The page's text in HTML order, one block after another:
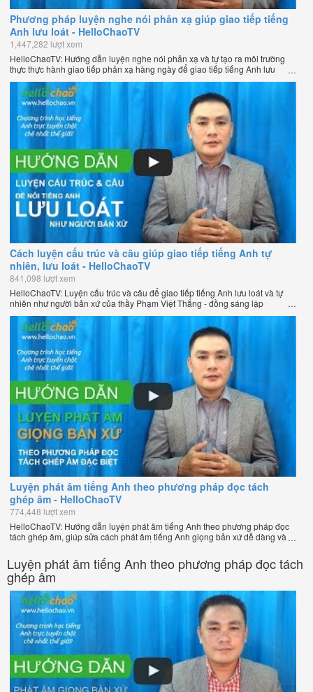
Phương pháp luyện nghe nói phản xạ giúp giao tiếp tiếng
Anh lưu loát - HelloChaoTV
1,447,282 lượt xem
HelloChaoTV: Hướng dẫn luyện nghe nói phản xạ và tự tạo ra môi trường
thực thực hành giao tiếp phản xạ hàng ngày để giao tiếp tiếng Anh lưu
loát như người bản xứ của thầy Phạm Việt Thắng - đồng sáng lập
HelloChao.vn - Chương trình dạy tiếng Anh trực tuyến chặt chẽ nhất thế
giới.
Cách luyện cấu trúc và câu giúp giao tiếp tiếng Anh tự
nhiên, lưu loát - HelloChaoTV
841,098 lượt xem
HelloChaoTV: Luyện cấu trúc và câu để giao tiếp tiếng Anh lưu loát và tự
nhiên như người bản xứ của thầy Phạm Việt Thắng - đồng sáng lập
HelloChao.vn - Trang web học tiếng Anh trực tuyến chặt chẽ nhất thế giới.
Luyện phát âm tiếng Anh theo phương pháp đọc tách
ghép âm - HelloChaoTV
774,448 lượt xem
HelloChaoTV: Hướng dẫn luyện phát âm tiếng Anh theo phương pháp đọc
tách ghép âm, giúp sửa cách phát âm tiếng Anh giọng bản xứ dễ dàng và
nhanh chóng của thầy Phạm Việt Thắng, đồng sáng lập HelloChao.vn -
Chương trình dạy tiếng Anh trực tuyến chặt chẽ nhất thế giới!
Luyện phát âm tiếng Anh theo phương pháp đọc tách
ghép âm